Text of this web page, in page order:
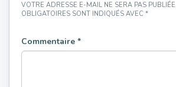
VOTRE ADRESSE E-MAIL NE SERA PAS PUBLIÉE.
OBLIGATOIRES SONT INDIQUÉS AVEC *
Commentaire *